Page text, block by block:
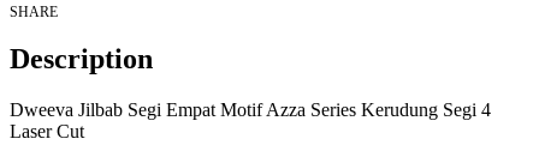
SHARE
Description
Dweeva Jilbab Segi Empat Motif Azza Series Kerudung Segi 4
Laser Cut